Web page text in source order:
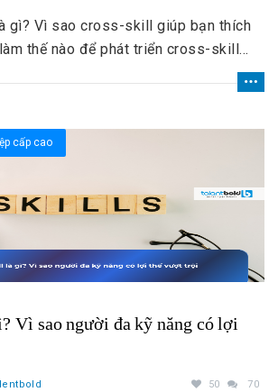
gì? Vì sao cross-skill giúp bạn thích
thế nào để phát triển cross-skill
cấp cao
Vì sao người đa kỹ năng có lợi
50 70